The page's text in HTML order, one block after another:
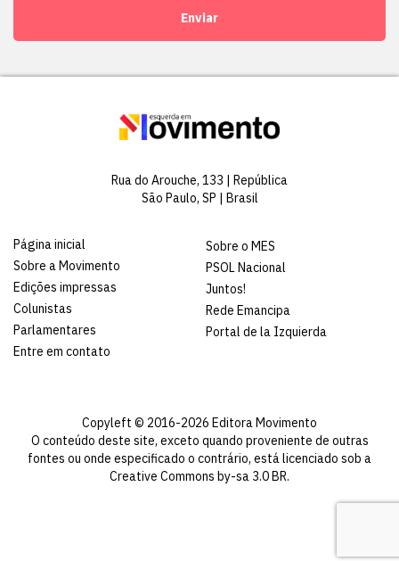
Enviar
Rua do Arouche, 133 | República
São Paulo, SP | Brasil
Página inicial
Sobre a Movimento
Edições impressas
Colunistas
Parlamentares
Entre em contato
Sobre o MES
PSOL Nacional
Juntos!
Rede Emancipa
Portal de la Izquierda
Copyleft © 2016-2026 Editora Movimento
O conteúdo deste site, exceto quando proveniente de outras
fontes ou onde especificado o contrário, está licenciado sob a
Creative Commons by-sa 3.0 BR.